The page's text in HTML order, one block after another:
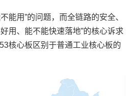
能用”的问题，而全链路的安全、
用、能不能快速落地”的核心诉求
核心板区别于普通工业核心板的